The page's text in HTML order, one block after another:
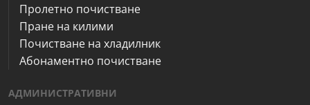
Пролетно почистване
Пране на килими
Почистване на хладилник
Абонаментно почистване
АДМИНИСТРАТИВНИ